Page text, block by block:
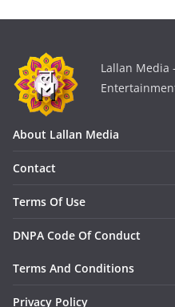
Lallan Media
About Lallan Media
Contact
Terms Of Use
DNPA Code Of Conduct
Terms And Conditions
Privacy Policy